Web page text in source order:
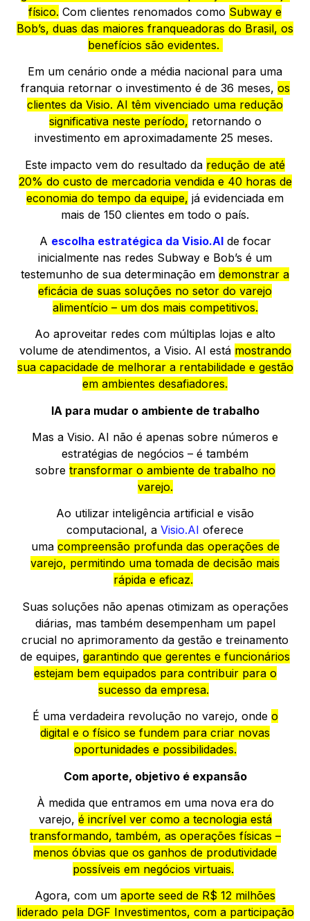
físico. Com clientes renomados como Subway e
Bob’s, duas das maiores franqueadoras do Brasil, os
benefícios são evidentes.
Em um cenário onde a média nacional para uma
franquia retornar o investimento é de 36 meses, os
clientes da Visio. AI têm vivenciado uma redução
significativa neste período, retornando o
investimento em aproximadamente 25 meses.
Este impacto vem do resultado da redução de até
20% do custo de mercadoria vendida e 40 horas de
economia do tempo da equipe, já evidenciada em
mais de 150 clientes em todo o país.
A escolha estratégica da Visio.AIde focar
inicialmente nas redes Subway e Bob’s é um
testemunho de sua determinação em demonstrar a
eficácia de suas soluções no setor do varejo
alimentício – um dos mais competitivos.
Ao aproveitar redes com múltiplas lojas e alto
volume de atendimentos, a Visio. AI está mostrando
sua capacidade de melhorar a rentabilidade e gestão
em ambientes desafiadores.
IA para mudar o ambiente de trabalho
Mas a Visio. AI não é apenas sobre números e
estratégias de negócios – é também
sobre transformar o ambiente de trabalho no
varejo.
Ao utilizar inteligência artificial e visão
computacional, a Visio.AI oferece
uma compreensão profunda das operações de
varejo, permitindo uma tomada de decisão mais
rápida e eficaz.
Suas soluções não apenas otimizam as operações
diárias, mas também desempenham um papel
crucial no aprimoramento da gestão e treinamento
de equipes, garantindo que gerentes e funcionários
estejam bem equipados para contribuir para o
sucesso da empresa.
É uma verdadeira revolução no varejo, onde o
digital e o físico se fundem para criar novas
oportunidades e possibilidades.
Com aporte, objetivo é expansão
À medida que entramos em uma nova era do
varejo, é incrível ver como a tecnologia está
transformando, também, as operações físicas –
menos óbvias que os ganhos de produtividade
possíveis em negócios virtuais.
Agora, com um aporte seed de R$ 12 milhões
liderado pela DGF Investimentos, com a participação